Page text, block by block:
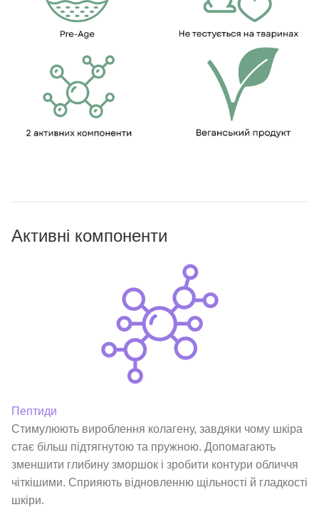
Активні компоненти
Пептиди
Стимулюють вироблення колагену, завдяки чому шкіра
стає більш підтягнутою та пружною. Допомагають
зменшити глибину зморшок і зробити контури обличчя
чіткішими. Сприяють відновленню щільності й гладкості
шкіри.